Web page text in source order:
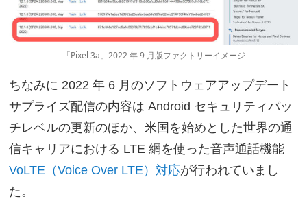
「Pixel 3a」2022 年 9 月版ファクトリーイメージ
ちなみに 2022 年 6 月のソフトウェアアップデート
サプライズ配信の内容は Android セキュリティパッ
チレベルの更新のほか、米国を始めとした世界の通
信キャリアにおける LTE 網を使った音声通話機能
VoLTE（Voice Over LTE）対応が行われていまし
た。